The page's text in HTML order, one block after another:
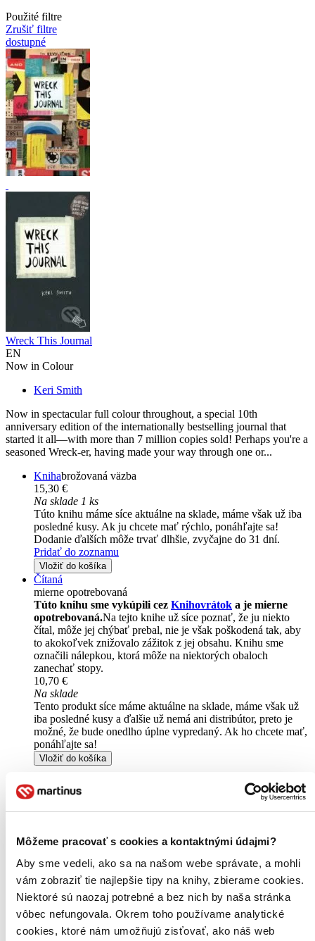
Môžeme pracovať s cookies a kontaktnými údajmi?
Aby sme vedeli, ako sa na našom webe správate, a mohli
vám zobraziť tie najlepšie tipy na knihy, zbierame cookies.
Niektoré sú naozaj potrebné a bez nich by naša stránka
vôbec nefungovala. Okrem toho používame analytické
cookies, ktoré nám umožňujú zisťovať, ako náš web
Použité filtre
Zrušiť filtre
dostupné
Wreck This Journal
EN
Now in Colour
Keri Smith
Now in spectacular full colour throughout, a special 10th
anniversary edition of the internationally bestselling journal that
started it all—with more than 7 million copies sold! Perhaps you're a
seasoned Wreck-er, having made your way through one or...
Knihabrožovaná väzba
15,30 €
Na sklade 1 ks
Túto knihu máme síce aktuálne na sklade, máme však už iba
posledné kusy. Ak ju chcete mať rýchlo, ponáhľajte sa!
Dodanie ďalších môže trvať dlhšie, zvyčajne do 31 dní.
Pridať do zoznamu
Vložiť do košíka
Čítaná
mierne opotrebovaná
Túto knihu sme vykúpili cez Knihovrátok a je mierne
opotrebovaná.Na tejto knihe už síce poznať, že ju niekto
čítal, môže jej chýbať prebal, nie je však poškodená tak, aby
to akokoľvek znižovalo zážitok z jej obsahu. Knihu sme
označili nálepkou, ktorá môže na niektorých obaloch
zanechať stopy.
10,70 €
Na sklade
Tento produkt síce máme aktuálne na sklade, máme však už
iba posledné kusy a ďalšie už nemá ani distribútor, preto je
možné, že bude onedlho úplne vypredaný. Ak ho chcete mať,
ponáhľajte sa!
Vložiť do košíka